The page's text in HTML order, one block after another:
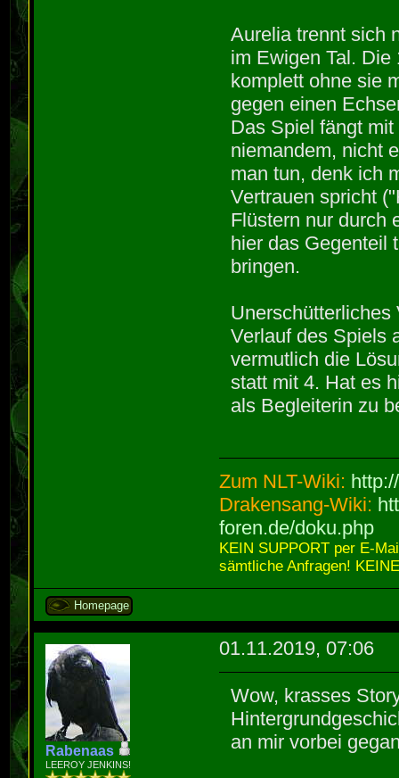
Aurelia trennt sich
im Ewigen Tal.
komplett ohne sie
gegen einen
Das Spiel fängt
niemandem, nicht
man tun, denk ich
Vertrauen spricht
Flüstern nur durch
hier das Gegenteil
bringen.
Verlauf des Spiels
vermutlich die
statt mit 4. Hat es
als Begleiterin zu
Zum NLT-Wiki:
Drakensang-Wiki:
foren.de/doku.php
KEIN SUPPORT per E-
sämtliche Anfragen!
Homepage
Rabenaas
LEEROY JENKINS!
01.11.2019, 07:06
Wow, krasses
an mir vorbei